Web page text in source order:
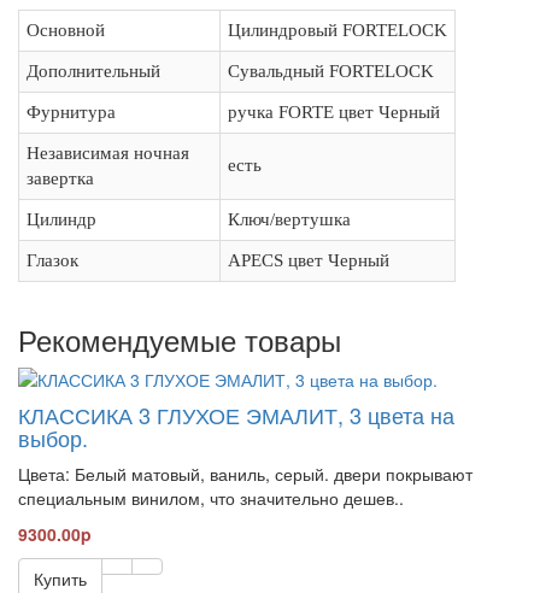
Основной Цилиндровый FORTELOCK
Дополнительный Сувальдный FORTELOCK
Фурнитура ручка FORTE цвет Черный
Независимая ночная
завертка
есть
Цилиндр Ключ/вертушка
Глазок APECS цвет Черный
Рекомендуемые товары
КЛАССИКА 3 ГЛУХОЕ ЭМАЛИТ, 3 цвета на
выбор.
Цвета: Белый матовый, ваниль, серый. двери покрывают
специальным винилом, что значительно дешев..
9300.00p
Купить